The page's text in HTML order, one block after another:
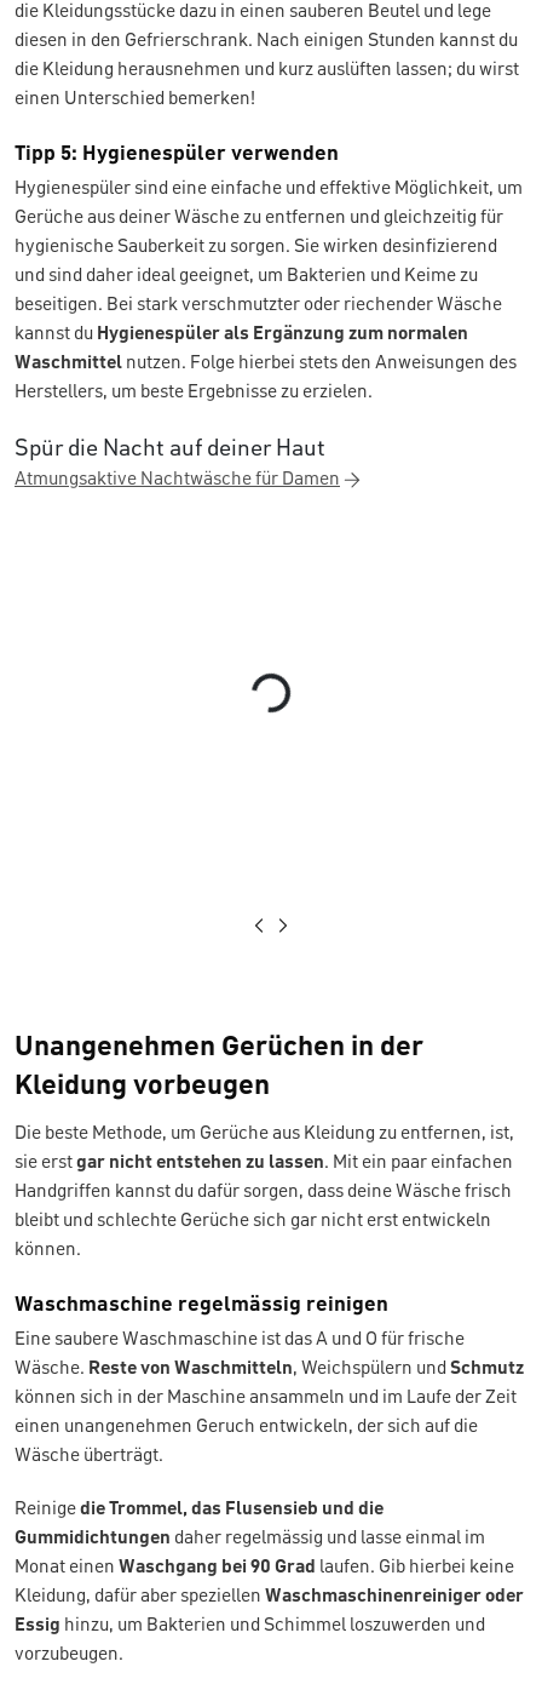
die Kleidungsstücke dazu in einen sauberen Beutel und lege
diesen in den Gefrierschrank. Nach einigen Stunden kannst du
die Kleidung herausnehmen und kurz auslüften lassen; du wirst
einen Unterschied bemerken!
Tipp 5: Hygienespüler verwenden
Hygienespüler sind eine einfache und effektive Möglichkeit, um
Gerüche aus deiner Wäsche zu entfernen und gleichzeitig für
hygienische Sauberkeit zu sorgen. Sie wirken desinfizierend
und sind daher ideal geeignet, um Bakterien und Keime zu
beseitigen. Bei stark verschmutzter oder riechender Wäsche
kannst du Hygienespüler als Ergänzung zum normalen
Waschmittel nutzen. Folge hierbei stets den Anweisungen des
Herstellers, um beste Ergebnisse zu erzielen.
Spür die Nacht auf deiner Haut
Atmungsaktive Nachtwäsche für Damen
Loading...
Unangenehmen Gerüchen in der
Kleidung vorbeugen
Die beste Methode, um Gerüche aus Kleidung zu entfernen, ist,
sie erstgar nicht entstehen zu lassen. Mit ein paar einfachen
Handgriffen kannst du dafür sorgen, dass deine Wäsche frisch
bleibt und schlechte Gerüche sich gar nicht erst entwickeln
können.
Waschmaschine regelmässig reinigen
Eine saubere Waschmaschine ist das A und O für frische
Wäsche. Reste von Waschmitteln, Weichspülern und Schmutz
können sich in der Maschine ansammeln und im Laufe der Zeit
einen unangenehmen Geruch entwickeln, der sich auf die
Wäsche überträgt.
Reinigedie Trommel, das Flusensieb und die
Gummidichtungen daher regelmässig und lasse einmal im
Monat einen Waschgang bei 90 Grad laufen. Gib hierbei keine
Kleidung, dafür aber speziellen Waschmaschinenreiniger oder
Essig hinzu, um Bakterien und Schimmel loszuwerden und
vorzubeugen.